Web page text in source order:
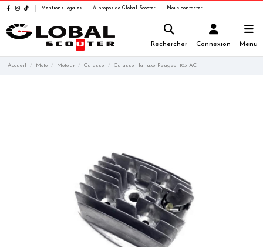
Mentions légales A propos de Global Scooter Nous contacter
Rechercher Connexion Menu
Accueil Moto Moteur Culasse Culasse Hailuxe Peugeot 103 AC